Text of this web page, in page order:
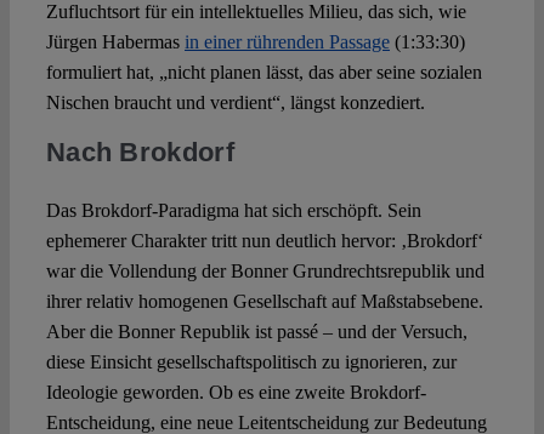
Zufluchtsort für ein intellektuelles Milieu, das sich, wie
Jürgen Habermas in einer rührenden Passage(1:33:30)
formuliert hat, „nicht planen lässt, das aber seine sozialen
Nischen braucht und verdient“, längst konzediert.
Nach Brokdorf
Das Brokdorf-Paradigma hat sich erschöpft. Sein
ephemerer Charakter tritt nun deutlich hervor: ‚Brokdorf‘
war die Vollendung der Bonner Grundrechtsrepublik und
ihrer relativ homogenen Gesellschaft auf Maßstabsebene.
Aber die Bonner Republik ist passé – und der Versuch,
diese Einsicht gesellschaftspolitisch zu ignorieren, zur
Ideologie geworden. Ob es eine zweite Brokdorf-
Entscheidung, eine neue Leitentscheidung zur Bedeutung